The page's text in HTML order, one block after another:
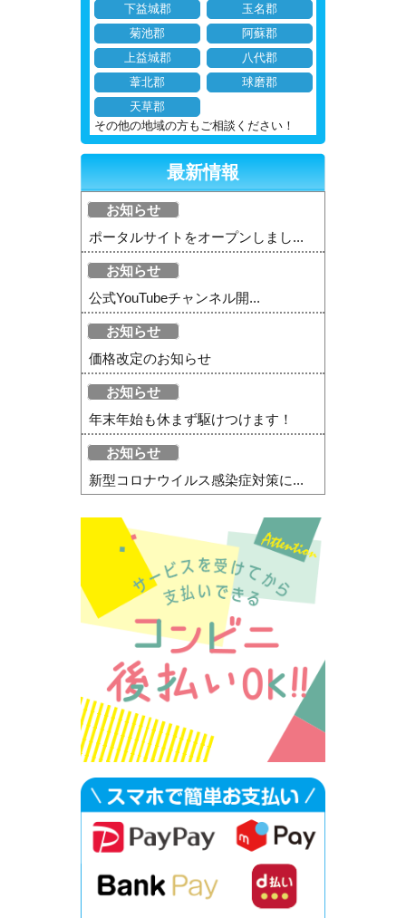
下益城郡
玉名郡
菊池郡
阿蘇郡
上益城郡
八代郡
葦北郡
球磨郡
天草郡
その他の地域の方もご相談ください！
最新情報
お知らせ
ポータルサイトをオープンしまし...
お知らせ
公式YouTubeチャンネル開...
お知らせ
価格改定のお知らせ
お知らせ
年末年始も休まず駆けつけます！
お知らせ
新型コロナウイルス感染症対策に...